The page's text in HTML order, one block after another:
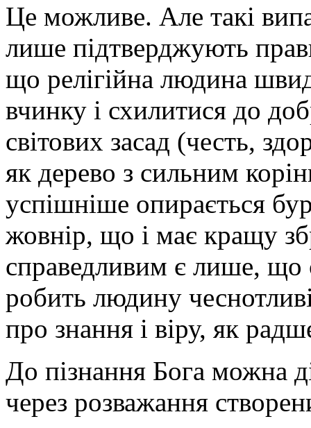
Це можливе. Але такі
лише підтвер­джують
що релігійна людина
вчинку і схилитися до
світових засад (честь,
як дерево з сильним
успішніше опирається
жовнір, що і має кращу
справедливим є лише, що
робить людину
про знання і віру, як
До пізнання Бога можна
через розважання